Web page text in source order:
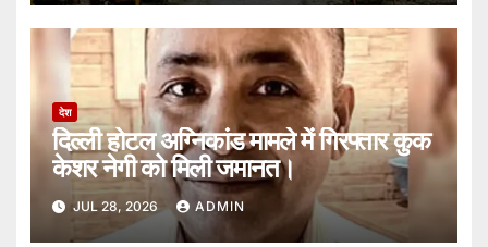
देश
दिल्ली होटल अग्निकांड मामले में गिरफ्तार कुक
केशर नेगी को मिली जमानत।
JUL 28, 2026 ADMIN